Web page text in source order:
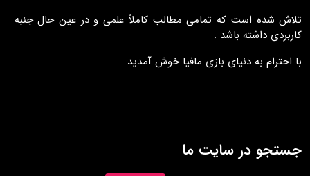
تلاش شده است که تمامی مطالب کاملاً علمی و در عين حال جنبه
کاربردی داشته باشد .
با احترام به دنيای بازی مافيا خوش آمديد
جستجو در سایت ما